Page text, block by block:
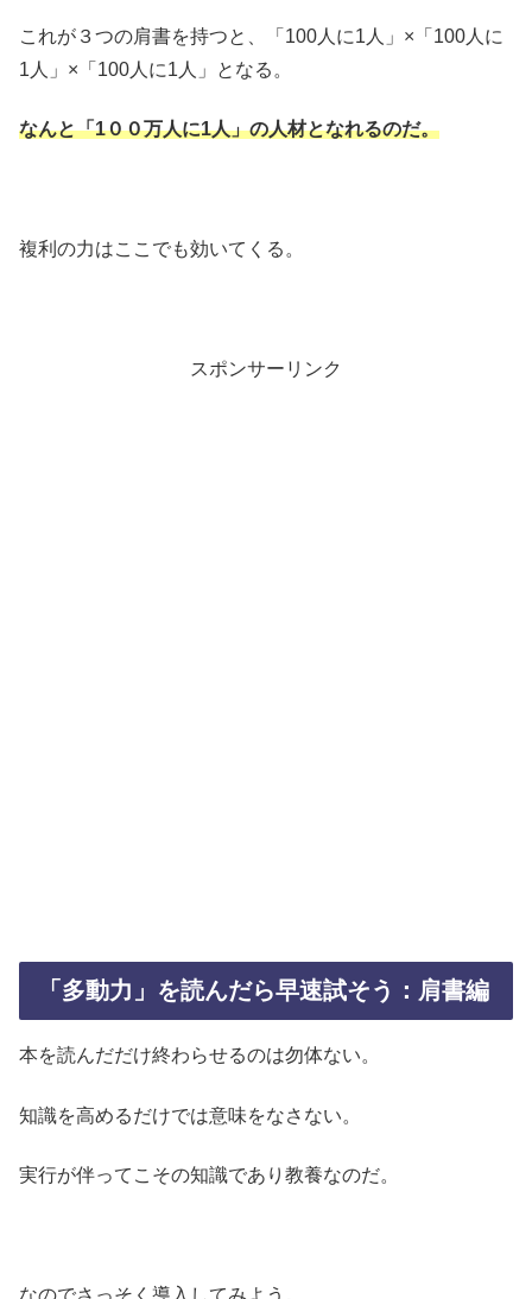
これが３つの肩書を持つと、「100人に1人」×「100人に
1人」×「100人に1人」となる。
なんと「1００万人に1人」の人材となれるのだ。
複利の力はここでも効いてくる。
スポンサーリンク
「多動力」を読んだら早速試そう：肩書編
本を読んだだけ終わらせるのは勿体ない。
知識を高めるだけでは意味をなさない。
実行が伴ってこその知識であり教養なのだ。
なのでさっそく導入してみよう。